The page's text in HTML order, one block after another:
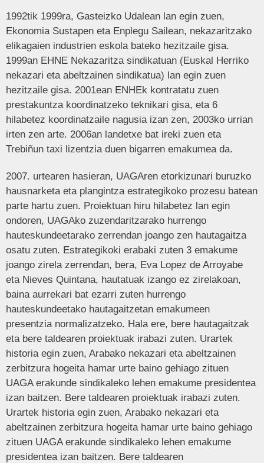
1992tik 1999ra, Gasteizko Udalean lan egin zuen,
Ekonomia Sustapen eta Enplegu Sailean, nekazaritzako
elikagaien industrien eskola bateko hezitzaile gisa.
1999an EHNE Nekazaritza sindikatuan (Euskal Herriko
nekazari eta abeltzainen sindikatua) lan egin zuen
hezitzaile gisa. 2001ean ENHEk kontratatu zuen
prestakuntza koordinatzeko teknikari gisa, eta 6
hilabetez koordinatzaile nagusia izan zen, 2003ko urrian
irten zen arte. 2006an landetxe bat ireki zuen eta
Trebiñun taxi lizentzia duen bigarren emakumea da.
2007. urtearen hasieran, UAGAren etorkizunari buruzko
hausnarketa eta plangintza estrategikoko prozesu batean
parte hartu zuen. Proiektuan hiru hilabetez lan egin
ondoren, UAGAko zuzendaritzarako hurrengo
hauteskundeetarako zerrendan joango zen hautagaitza
osatu zuten. Estrategikoki erabaki zuten 3 emakume
joango zirela zerrendan, bera, Eva Lopez de Arroyabe
eta Nieves Quintana, hautatuak izango ez zirelakoan,
baina aurrekari bat ezarri zuten hurrengo
hauteskundeetako hautagaitzetan emakumeen
presentzia normalizatzeko. Hala ere, bere hautagaitzak
eta bere taldearen proiektuak irabazi zuten. Urartek
historia egin zuen, Arabako nekazari eta abeltzainen
zerbitzura hogeita hamar urte baino gehiago zituen
UAGA erakunde sindikaleko lehen emakume presidentea
izan baitzen. Bere taldearen proiektuak irabazi zuten.
Urartek historia egin zuen, Arabako nekazari eta
abeltzainen zerbitzura hogeita hamar urte baino gehiago
zituen UAGA erakunde sindikaleko lehen emakume
presidentea izan baitzen. Bere taldearen